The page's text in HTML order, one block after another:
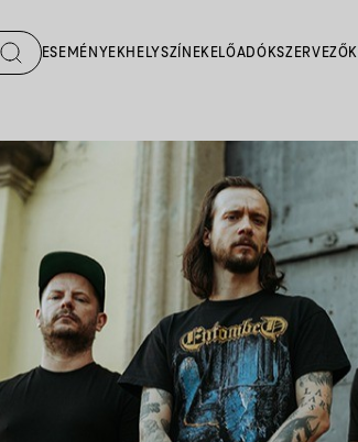
ESEMÉNYEKHELYSZÍNEK ELŐADÓKSZERVEZŐK